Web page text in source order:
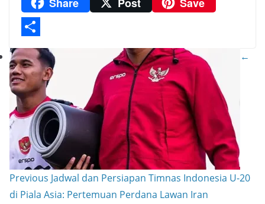
m
pa
r
e
s
t
a
l
o
y
L
n
k
S
h
a
r
e
←
Previous Jadwal dan Persiapan Timnas Indonesia U-20
di Piala Asia: Pertemuan Perdana Lawan Iran